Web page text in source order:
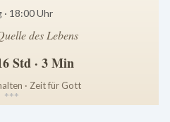
· 18:00 Uhr
des Lebens
Std · 3 Min
· Zeit für Gott
***